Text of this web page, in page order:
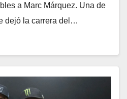
a Marc Márquez. Una de
dejó la carrera del…